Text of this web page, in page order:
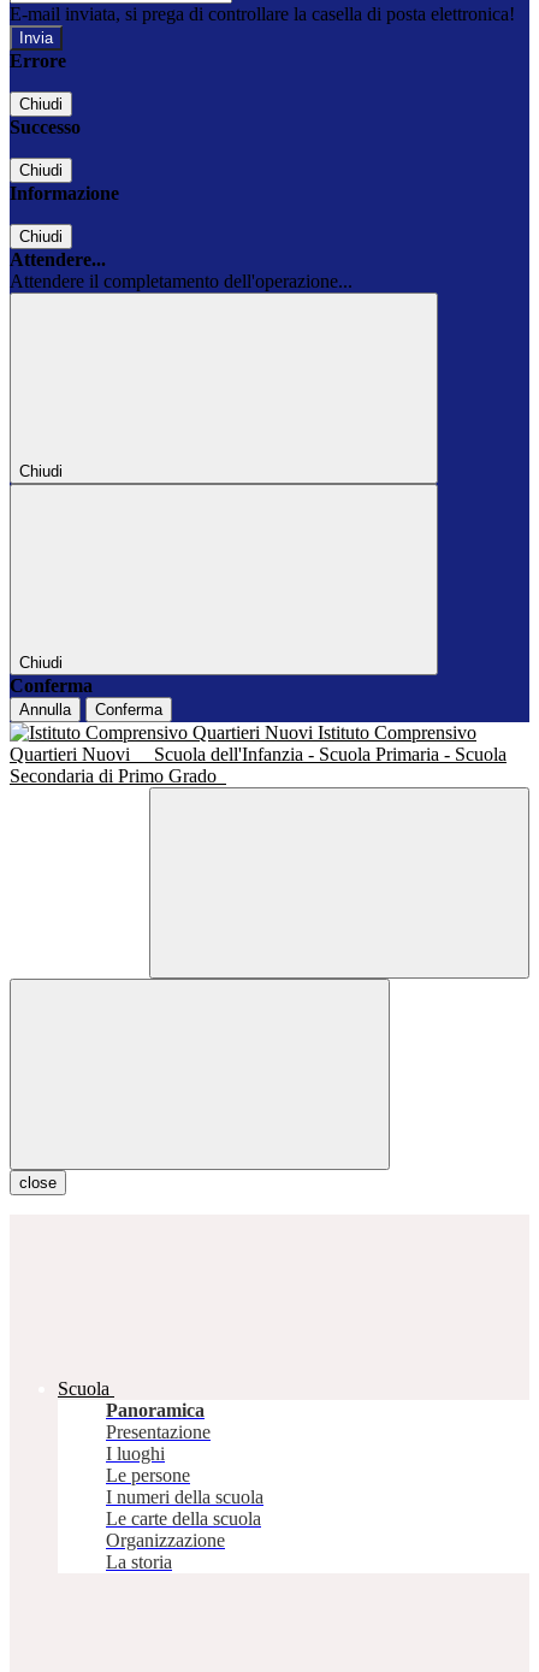
E-mail inviata, si prega di controllare la casella di posta elettronica!
Errore
Chiudi
Successo
Chiudi
Informazione
Chiudi
Attendere...
Attendere il completamento dell'operazione...
Chiudi
Chiudi
Conferma
Annulla Conferma
Istituto Comprensivo
Quartieri Nuovi
Scuola dell'Infanzia - Scuola Primaria - Scuola
Secondaria di Primo Grado
close
Scuola
Panoramica
Presentazione
I luoghi
Le persone
I numeri della scuola
Le carte della scuola
Organizzazione
La storia